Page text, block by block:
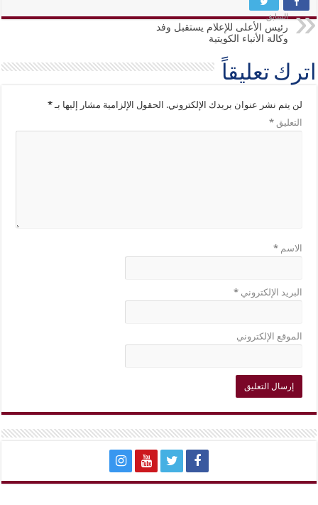
السابق
رئيس الأعلى للإعلام يستقبل وفد
وكالة الأنباء الكويتية
اترك تعليقاً
لن يتم نشر عنوان بريدك الإلكتروني. الحقول الإلزامية مشار إليها بـ*
التعليق*
الاسم*
البريد الإلكتروني*
الموقع الإلكتروني